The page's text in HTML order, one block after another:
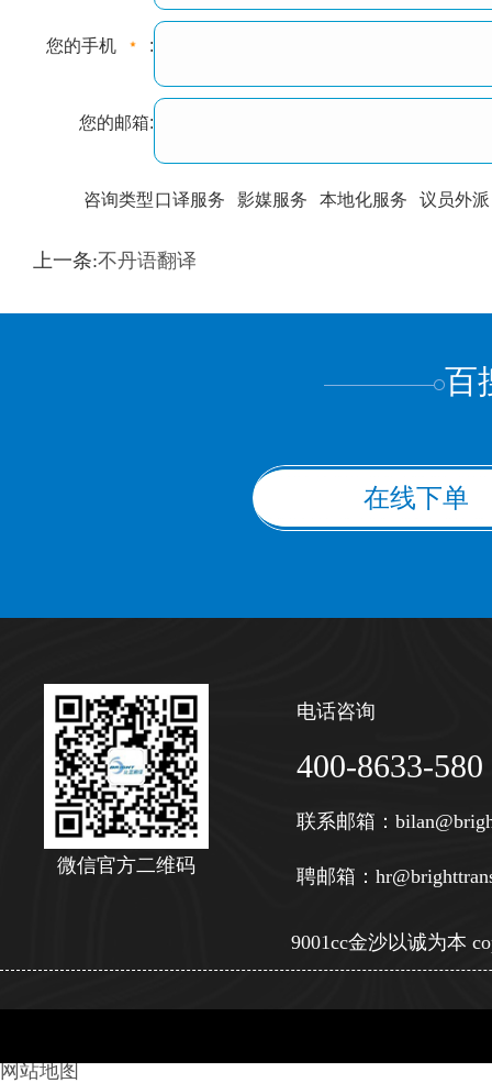
您的手机 :
您的邮箱:
咨询类型口译服务 影媒服务 本地化服务 议员外派
训翻译
上一条:不丹语翻译
百
在线下单
微信官方二维码
电话咨询
400-8633-580
联系邮箱：
聘邮箱：
9001cc金沙以诚为本
网站地图